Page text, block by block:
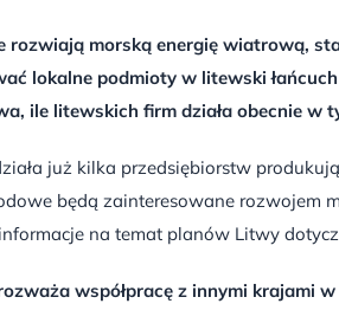
rozwiają morską energię wiatrową,
lokalne podmioty w litewski
ile litewskich firm działa obecnie w
już kilka przedsiębiorstw
będą zainteresowane rozwojem
na temat planów Litwy
współpracę z innymi krajami